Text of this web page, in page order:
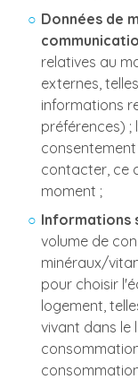
Données de
relatives au
externes,
informations
préférences) ;
contacter, ce
moment ;
Informations
volume de
minéraux/
pour choisir
logement,
vivant dans le